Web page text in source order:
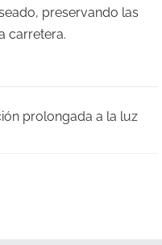
preservando las
carretera.
prolongada a la luz